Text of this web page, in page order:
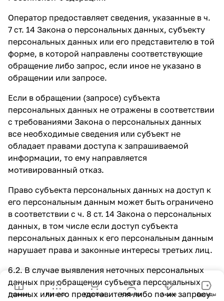
Оператор предоставляет сведения, указанные в ч.
7 ст. 14 Закона о персональных данных, субъекту
персональных данных или его представителю в той
форме, в которой направлены соответствующие
обращение либо запрос, если иное не указано в
обращении или запросе.
Если в обращении (запросе) субъекта
персональных данных не отражены в соответствии
с требованиями Закона о персональных данных
все необходимые сведения или субъект не
обладает правами доступа к запрашиваемой
информации, то ему направляется
мотивированный отказ.
Право субъекта персональных данных на доступ к
его персональным данным может быть ограничено
в соответствии с ч. 8 ст. 14 Закона о персональных
данных, в том числе если доступ субъекта
персональных данных к его персональным данным
нарушает права и законные интересы третьих лиц.
6.2. В случае выявления неточных персональных
данных при обращении субъекта персональных
данных или его представителя либо по их запросу
Главная Каталог Корзина Кабинет Акции Бренды